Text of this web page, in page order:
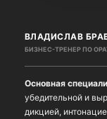
ВЛАДИСЛАВ
БИЗНЕС-ТРЕНЕР ПО
Основная
убедительной и
дикцией,